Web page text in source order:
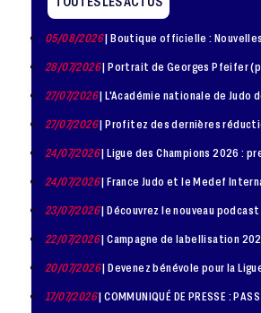
05/08/2026| Boutique officielle : Nouvelles gammes
28/07/2026| Portrait de Georges Pfeifer (président de 1981
27/07/2026| L'Académie nationale de Judo
27/07/2026| Profitez des dernières
24/07/2026| Ligue des Champions 2026 :
24/07/2026| France Judo et le Medef International organisent
23/07/2026| Découvrez le nouveau podcast de l'été pour les
22/07/2026| Campagne de labellisation
20/07/2026| Devenez bénévole pour la Ligue des champions de
17/07/2026| COMMUNIQUÉ DE PRESSE :